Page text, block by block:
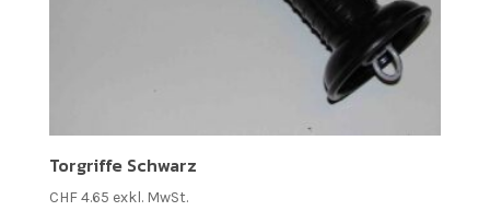
Torgriffe Schwarz
CHF4.65 exkl. MwSt.